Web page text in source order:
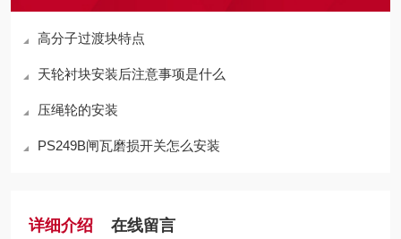
高分子过渡块特点
天轮衬块安装后注意事项是什么
压绳轮的安装
PS249B闸瓦磨损开关怎么安装
详细介绍 在线留言